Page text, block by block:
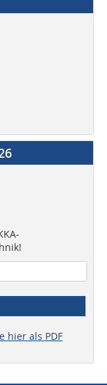
hier als PDF